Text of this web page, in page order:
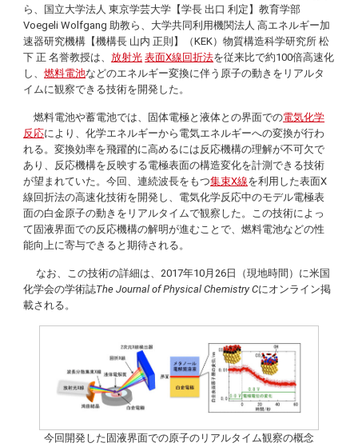
ら、国立大学法人 東京学芸大学【学長 出口 利定】教育学部
Voegeli Wolfgang 助教ら、大学共同利用機関法人 高エネルギー加
速器研究機構【機構長 山内 正則】（KEK）物質構造科学研究所 松
下 正 名誉教授は、放射光 表面X線回折法を従来比で約100倍高速化
し、燃料電池などのエネルギー変換に伴う原子の動きをリアルタ
イムに観察できる技術を開発した。
燃料電池や蓄電池では、固体電極と液体との界面での電気化学
反応により、化学エネルギーから電気エネルギーへの変換が行わ
れる。変換効率を飛躍的に高めるには反応機構の理解が不可欠で
あり、反応機構を反映する電極表面の構造変化を計測できる技術
が望まれていた。今回、連続波長をもつ集束X線を利用した表面X
線回折法の高速化技術を開発し、電気化学反応中のモデル電極表
面の白金原子の動きをリアルタイムで観察した。この技術によっ
て固液界面での反応機構の解明が進むことで、燃料電池などの性
能向上に寄与できると期待される。
なお、この技術の詳細は、2017年10月26日（現地時間）に米国
化学会の学術誌The Journal of Physical Chemistry Cにオンライン掲
載される。
今回開発した固液界面での原子のリアルタイム観察の概念